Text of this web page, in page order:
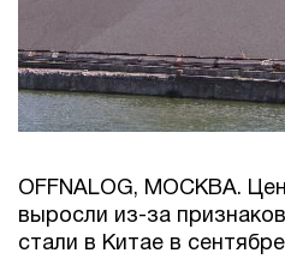
OFFNALOG, МОСКВА.
выросли из-за
стали в Китае в